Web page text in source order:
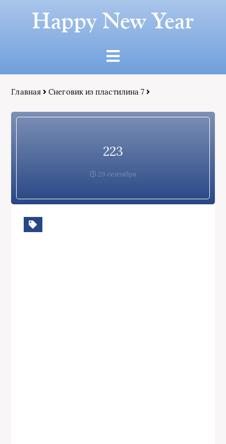
Happy New Year
Главная Снеговик из пластилина 7
223
29 сентября